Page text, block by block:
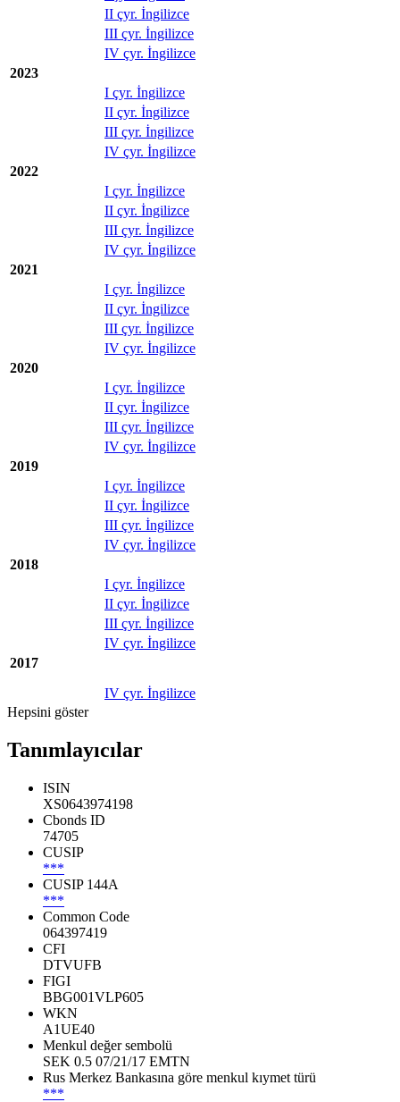
II çyr. İngilizce
III çyr. İngilizce
IV çyr. İngilizce
2023
I çyr. İngilizce
II çyr. İngilizce
III çyr. İngilizce
IV çyr. İngilizce
2022
I çyr. İngilizce
II çyr. İngilizce
III çyr. İngilizce
IV çyr. İngilizce
2021
I çyr. İngilizce
II çyr. İngilizce
III çyr. İngilizce
IV çyr. İngilizce
2020
I çyr. İngilizce
II çyr. İngilizce
III çyr. İngilizce
IV çyr. İngilizce
2019
I çyr. İngilizce
II çyr. İngilizce
III çyr. İngilizce
IV çyr. İngilizce
2018
I çyr. İngilizce
II çyr. İngilizce
III çyr. İngilizce
IV çyr. İngilizce
2017
IV çyr. İngilizce
Hepsini göster
Tanımlayıcılar
ISIN
XS0643974198
Cbonds ID
74705
CUSIP
***
CUSIP 144A
***
Common Code
064397419
CFI
DTVUFB
FIGI
BBG001VLP605
WKN
A1UE40
Menkul değer sembolü
SEK 0.5 07/21/17 EMTN
Rus Merkez Bankasına göre menkul kıymet türü
***